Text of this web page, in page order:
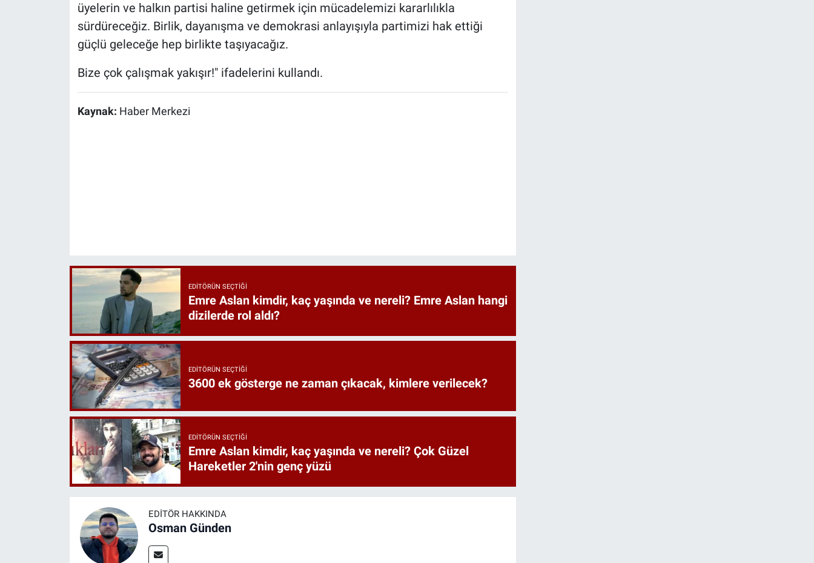
üyelerin ve halkın partisi haline getirmek için mücadelemizi kararlılıkla
sürdüreceğiz. Birlik, dayanışma ve demokrasi anlayışıyla partimizi hak ettiği
güçlü geleceğe hep birlikte taşıyacağız.
Bize çok çalışmak yakışır!" ifadelerini kullandı.
Kaynak: Haber Merkezi
EDITÖRÜN SEÇTIĞI
Emre Aslan kimdir, kaç yaşında ve nereli? Emre Aslan hangi
dizilerde rol aldı?
EDITÖRÜN SEÇTIĞI
3600 ek gösterge ne zaman çıkacak, kimlere verilecek?
EDITÖRÜN SEÇTIĞI
Emre Aslan kimdir, kaç yaşında ve nereli? Çok Güzel
Hareketler 2'nin genç yüzü
EDITÖR HAKKINDA
Osman Günden